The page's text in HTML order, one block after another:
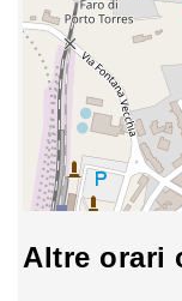
Altre orari